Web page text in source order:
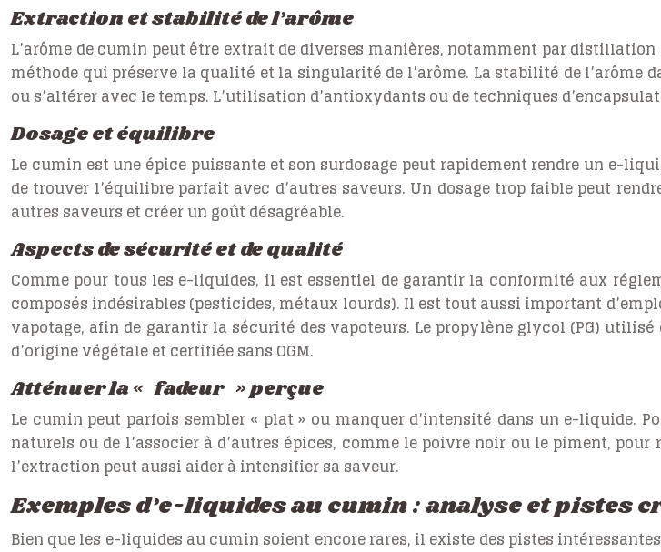
Extraction et stabilité de l’arôme
L’arôme de cumin peut être extrait de diverses manières, notamment par
méthode qui préserve la qualité et la singularité de l’arôme. La stabilité de l’arôme
ou s’altérer avec le temps. L’utilisation d’antioxydants ou de techniques
Dosage et équilibre
Le cumin est une épice puissante et son surdosage peut rapidement rendre un e-
de trouver l’équilibre parfait avec d’autres saveurs. Un dosage trop faible peut
autres saveurs et créer un goût désagréable.
Aspects de sécurité et de qualité
Comme pour tous les e-liquides, il est essentiel de garantir la conformité aux
composés indésirables (pesticides, métaux lourds). Il est tout aussi important
vapotage, afin de garantir la sécurité des vapoteurs. Le propylène glycol (PG)
d’origine végétale et certifiée sans OGM.
Atténuer la « fadeur » perçue
Le cumin peut parfois sembler « plat » ou manquer d’intensité dans un e-liquide.
naturels ou de l’associer à d’autres épices, comme le poivre noir ou le piment,
l’extraction peut aussi aider à intensifier sa saveur.
Exemples d’e-liquides au cumin : analyse et pistes
Bien que les e-liquides au cumin soient encore rares, il existe des pistes